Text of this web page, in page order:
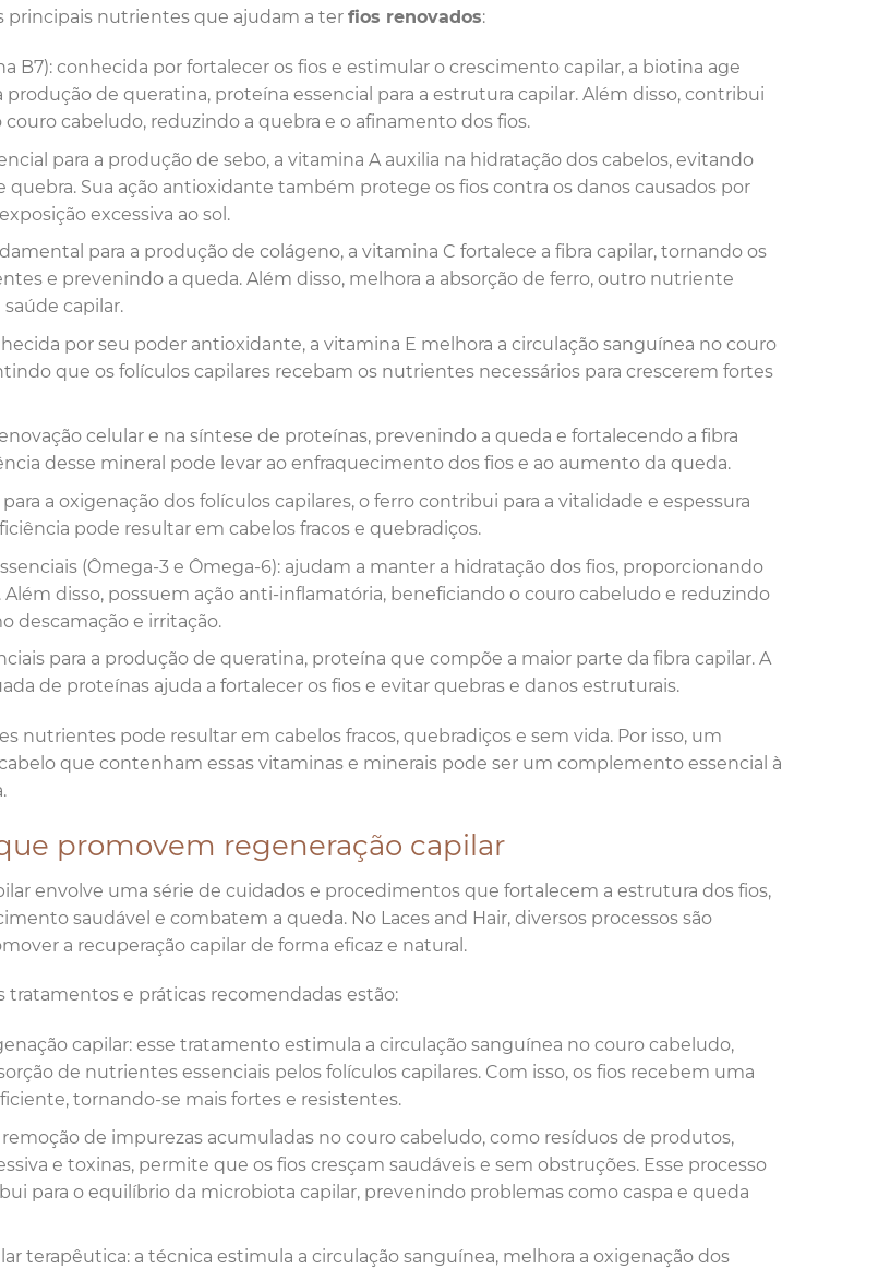
principais nutrientes que ajudam a ter fios renovados:
B7): conhecida por fortalecer os fios e estimular o crescimento capilar, a biotina age
de queratina, proteína essencial para a estrutura capilar. Além disso, contribui
couro cabeludo, reduzindo a quebra e o afinamento dos fios.
para a produção de sebo, a vitamina A auxilia na hidratação dos cabelos, evitando
quebra. Sua ação antioxidante também protege os fios contra os danos causados por
excessiva ao sol.
para a produção de colágeno, a vitamina C fortalece a fibra capilar, tornando os
e prevenindo a queda. Além disso, melhora a absorção de ferro, outro nutriente
saúde capilar.
por seu poder antioxidante, a vitamina E melhora a circulação sanguínea no couro
que os folículos capilares recebam os nutrientes necessários para crescerem fortes
celular e na síntese de proteínas, prevenindo a queda e fortalecendo a fibra
desse mineral pode levar ao enfraquecimento dos fios e ao aumento da queda.
para a oxigenação dos folículos capilares, o ferro contribui para a vitalidade e espessura
pode resultar em cabelos fracos e quebradiços.
(Ômega-3 e Ômega-6): ajudam a manter a hidratação dos fios, proporcionando
Além disso, possuem ação anti-inflamatória, beneficiando o couro cabeludo e reduzindo
descamação e irritação.
para a produção de queratina, proteína que compõe a maior parte da fibra capilar. A
de proteínas ajuda a fortalecer os fios e evitar quebras e danos estruturais.
nutrientes pode resultar em cabelos fracos, quebradiços e sem vida. Por isso, um
que contenham essas vitaminas e minerais pode ser um complemento essencial à
promovem regeneração capilar
envolve uma série de cuidados e procedimentos que fortalecem a estrutura dos fios,
saudável e combatem a queda. No Laces and Hair, diversos processos são
a recuperação capilar de forma eficaz e natural.
tratamentos e práticas recomendadas estão:
capilar: esse tratamento estimula a circulação sanguínea no couro cabeludo,
de nutrientes essenciais pelos folículos capilares. Com isso, os fios recebem uma
tornando-se mais fortes e resistentes.
remoção de impurezas acumuladas no couro cabeludo, como resíduos de produtos,
e toxinas, permite que os fios cresçam saudáveis e sem obstruções. Esse processo
para o equilíbrio da microbiota capilar, prevenindo problemas como caspa e queda
terapêutica: a técnica estimula a circulação sanguínea, melhora a oxigenação dos